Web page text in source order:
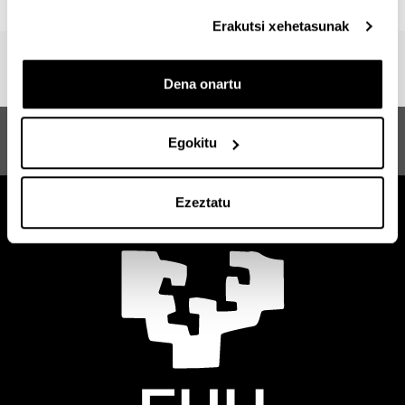
Erakutsi xehetasunak
Dena onartu
Egokitu
Ezeztatu
eskaerak